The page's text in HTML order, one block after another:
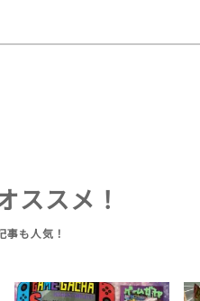
ススメ！